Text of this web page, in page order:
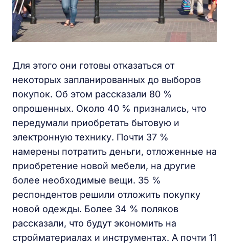
Для этого они готовы отказаться от
некоторых запланированных до выборов
покупок. Об этом рассказали 80 %
опрошенных. Около 40 % признались, что
передумали приобретать бытовую и
электронную технику. Почти 37 %
намерены потратить деньги, отложенные на
приобретение новой мебели, на другие
более необходимые вещи. 35 %
респондентов решили отложить покупку
новой одежды. Более 34 % поляков
рассказали, что будут экономить на
стройматериалах и инструментах. А почти 11